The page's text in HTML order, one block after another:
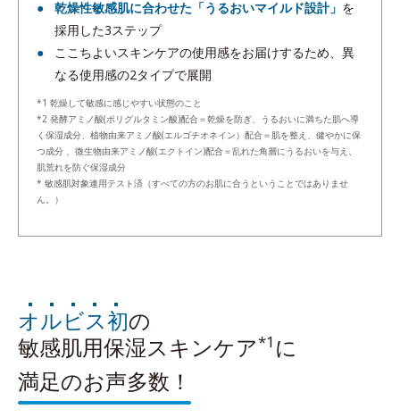
乾燥性敏感肌に合わせた「うるおいマイルド設計」 を
採用した3ステップ
ここちよいスキンケアの使用感をお届けするため、異
なる使用感の2タイプで展開
*1 乾燥して敏感に感じやすい状態のこと
*2 発酵アミノ酸(ポリグルタミン酸)配合＝乾燥を防ぎ、うるおいに満ちた肌へ導
く保湿成分、植物由来アミノ酸(エルゴチオネイン）配合＝肌を整え、健やかに保
つ成分 、微生物由来アミノ酸(エクトイン)配合＝乱れた角層にうるおいを与え、
肌荒れを防ぐ保湿成分
* 敏感肌対象連用テスト済（すべての方のお肌に合うということではありませ
ん。）
オルビス初の
敏感肌用保湿スキンケア*1 に
満足のお声多数！